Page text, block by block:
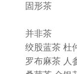
固形茶
并非茶
绞股蓝茶 杜仲
罗布麻茶 人